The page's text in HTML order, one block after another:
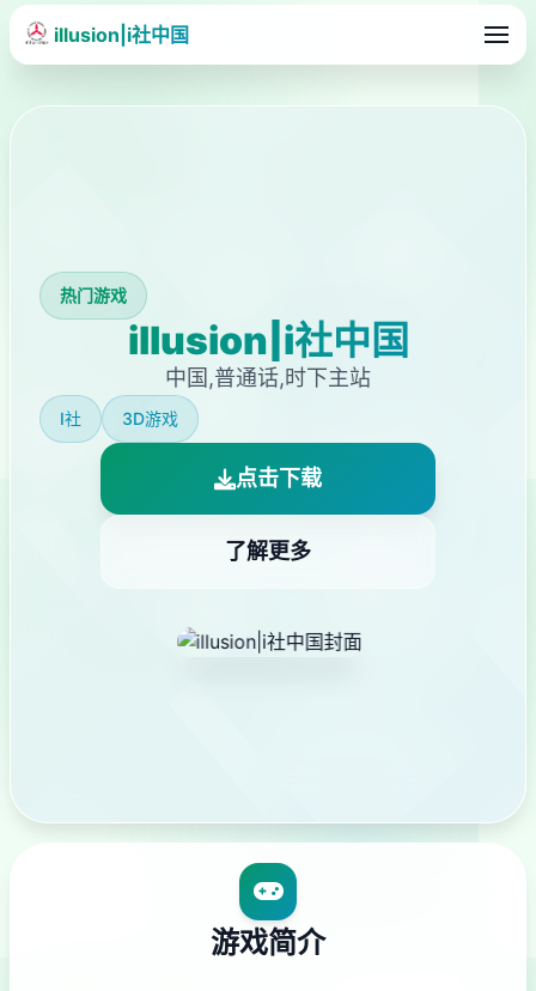
illusion|i社中国
热门游戏
illusion|i社中国
中国,普通话,时下主站
I社 3D游戏
点击下载
了解更多
游戏简介